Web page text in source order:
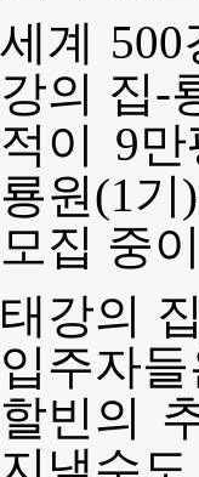
세계
강의 집-
적이 9
룡원(1
모집 중
태강의
입주자
할빈의